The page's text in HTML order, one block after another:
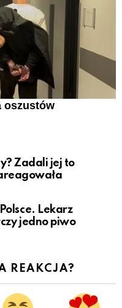
oszustów
Zadali jej to
Lekarz
jedno piwo
REAKCJA?